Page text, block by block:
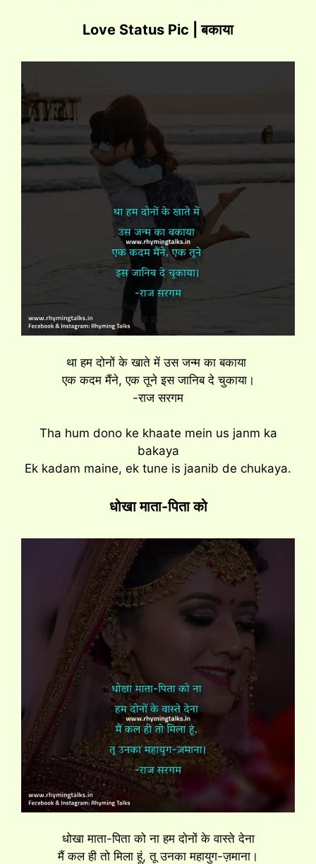
Love Status Pic | बकाया
था हम दोनों के खाते में उस जन्म का बकाया
एक कदम मैंने, एक तूने इस जानिब दे चुकाया।
-राज सरगम
Tha hum dono ke khaate mein us janm ka
bakaya
Ek kadam maine, ek tune is jaanib de chukaya.
धोखा माता-पिता को
धोखा माता-पिता को ना हम दोनों के वास्ते देना
मैं कल ही तो मिला हूं, तू उनका महायुग-ज़माना।